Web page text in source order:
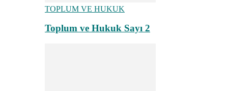
TOPLUM VE HUKUK
Toplum ve Hukuk Sayı 2